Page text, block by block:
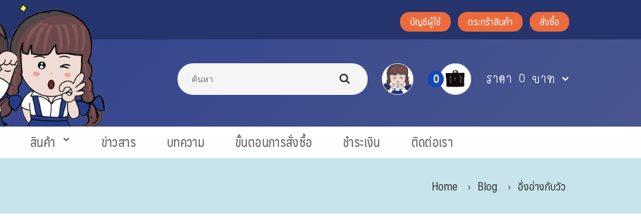
บัญชีผู้ใช้ ตระกร้าสินค้า สั่งซื้อ
0 ราคา 0 บาท
สินค้า ข่าวสาร บทความ ขั้นตอนการสั่งซื้อ ชำระเงิน ติดต่อเรา
Home Blog อึ่งอ่างกับวัว